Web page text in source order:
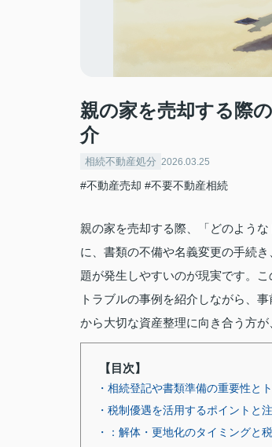
親の家を売却する際
介
相続不動産処分 2026.03.25
#不動産売却 #不要不動産相続
親の家を売却する際、「どのよう
に、書類の不備や名義変更の手続
題が発生しやすいのが現実です。
トラブルの事例を紹介しながら、
から大切な資産整理に向き合う方
【目次】
・相続登記や書類準備の重要性と
・税制優遇を活用するポイントと
・：解体・更地化のタイミングと